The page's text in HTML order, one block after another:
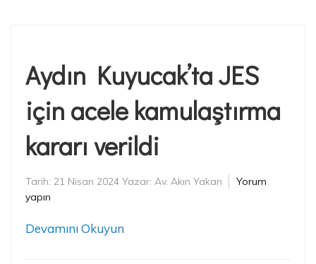
Aydın Kuyucak’ta JES
için acele kamulaştırma
kararı verildi
Tarih: 21 Nisan 2024 Yazar: Av. Akın Yakan
Yorum
yapın
Devamını Okuyun